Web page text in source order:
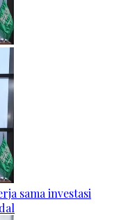
sama investasi